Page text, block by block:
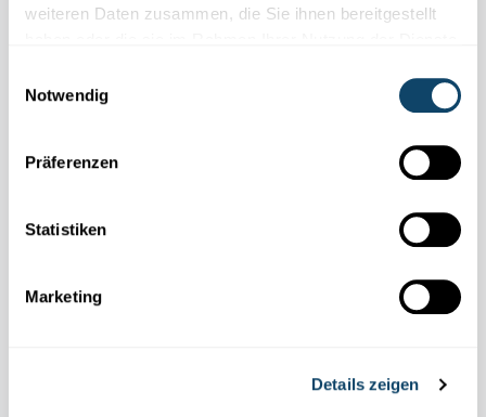
weiteren Daten zusammen, die Sie ihnen bereitgestellt
Notwendig
Präferenzen
Statistiken
Marketing
Details zeigen